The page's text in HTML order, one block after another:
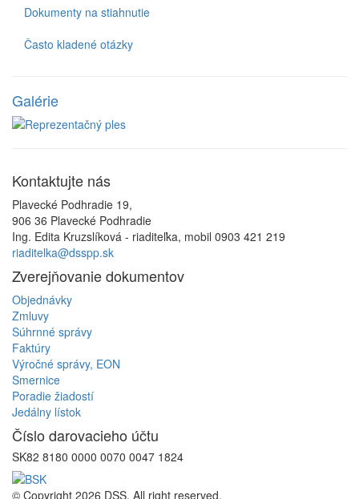
Dokumenty na stiahnutie
Často kladené otázky
Galérie
Kontaktujte nás
Plavecké Podhradie 19,
906 36 Plavecké Podhradie
Ing. Edita Kruzslíková - riaditeľka, mobil 0903 421 219
riaditelka@dsspp.sk
Zverejňovaniedokumentov
Objednávky
Zmluvy
Súhrnné správy
Faktúry
Výročné správy, EON
Smernice
Poradie žiadostí
Jedálny lístok
Číslo darovacieho účtu
SK82 8180 0000 0070 0047 1824
© Copyright 2026 DSS. All right reserved.